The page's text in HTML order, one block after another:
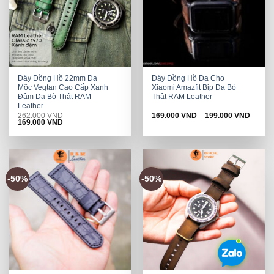
Dây Đồng Hồ 22mm Da
Mộc Vegtan Cao Cấp Xanh
Đậm Da Bò Thật RAM
Leather
262.000VND
Original
was:
169.000VNDCurrent
is:
Dây Đồng Hồ Da Cho
Xiaomi Amazfit Bip Da Bò
Thật RAM Leather
169.000VND –199.000VND
-50% -50%